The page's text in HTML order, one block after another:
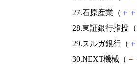
27.石原産業（ ＋ ＋
28.東証銀行指投（
29.スルガ銀行（ ＋
30.NEXT機械（ －